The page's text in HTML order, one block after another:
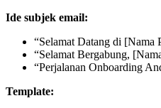
Ide subjek email:
“Selamat Datang di [Nama
“Selamat Bergabung,
“Perjalanan Onboarding
Template: